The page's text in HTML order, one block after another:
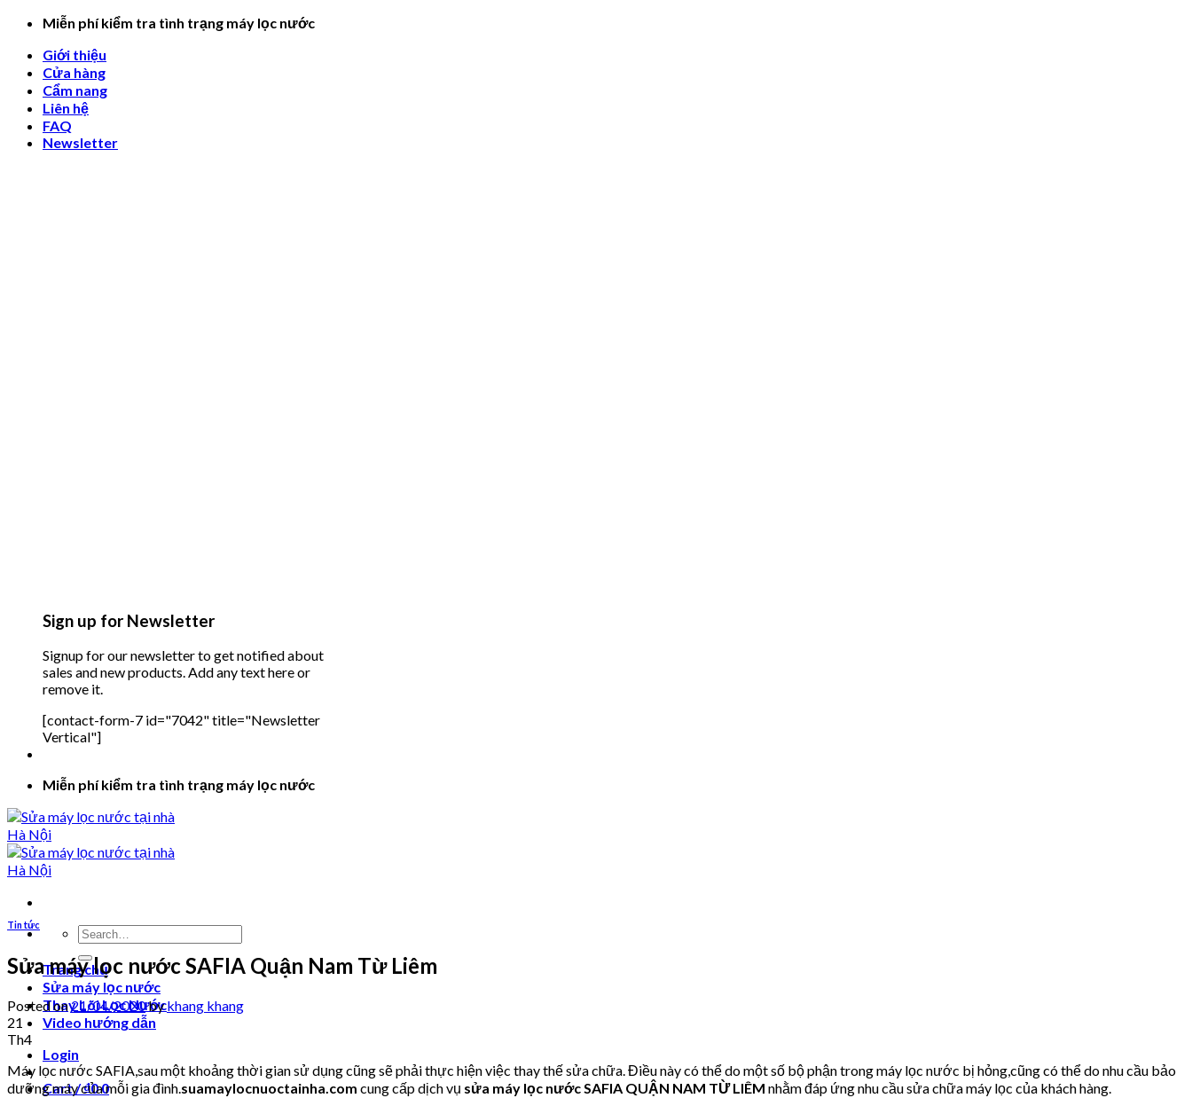
Skip
content
Miễn phí kiểm tra tình trạng máy lọc nước
Giới thiệu
Cửa hàng
Cẩm nang
Liên hệ
FAQ
Newsletter
Sign up for Newsletter
Signup for our newsletter to get notified about
sales and new products. Add any text here or
remove it.
[contact-form-7 id="7042" title="Newsletter
Vertical"]
Miễn phí kiểm tra tình trạng máy lọc nước
Search
for:
Trang chủ
Sửa máy lọc nước
Thay Lõi Lọc Nước
Video hướng dẫn
Login
Cart /₫00
Tin tức
Sửa máy lọc nước SAFIA Quận Nam Từ Liêm
Posted on21/04/2020bykhang khang
21
Th4
Máy lọc nước SAFIA,sau một khoảng thời gian sử dụng cũng sẽ phải thực hiện việc thay thế sửa chữa. Điều này có thể do một số bộ phận trong máy lọc nước bị hỏng,cũng có thể do nhu cầu bảo
dưỡng máy của mỗi gia đình.suamaylocnuoctainha.com cung cấp dịch vụ sửa máy lọc nước SAFIA QUẬN NAM TỪ LIÊM nhằm đáp ứng nhu cầu sửa chữa máy lọc của khách hàng.